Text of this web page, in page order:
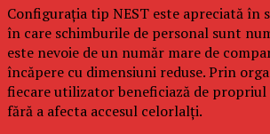
Configurația tip NEST este apreciată în
în care schimburile de personal sunt
este nevoie de un număr mare de
încăpere cu dimensiuni reduse. Prin
fiecare utilizator beneficiază de
fără a afecta accesul celorlalți.